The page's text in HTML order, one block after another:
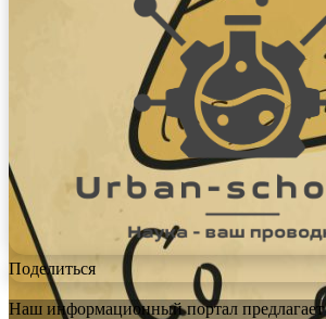
Поделиться
Наш информационный портал предлагает